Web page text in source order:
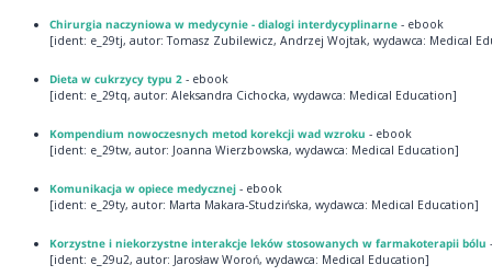
Chirurgia naczyniowa w medycynie - dialogi interdycyplinarne - ebook
[ident: e_29tj, autor: Tomasz Zubilewicz, Andrzej Wojtak, wydawca: Medical
Dieta w cukrzycy typu 2 - ebook
[ident: e_29tq, autor: Aleksandra Cichocka, wydawca: Medical Education]
Kompendium nowoczesnych metod korekcji wad wzroku - ebook
[ident: e_29tw, autor: Joanna Wierzbowska, wydawca: Medical Education]
Komunikacja w opiece medycznej - ebook
[ident: e_29ty, autor: Marta Makara-Studzińska, wydawca: Medical Education]
Korzystne i niekorzystne interakcje leków stosowanych w farmakoterapii bólu
[ident: e_29u2, autor: Jarosław Woroń, wydawca: Medical Education]